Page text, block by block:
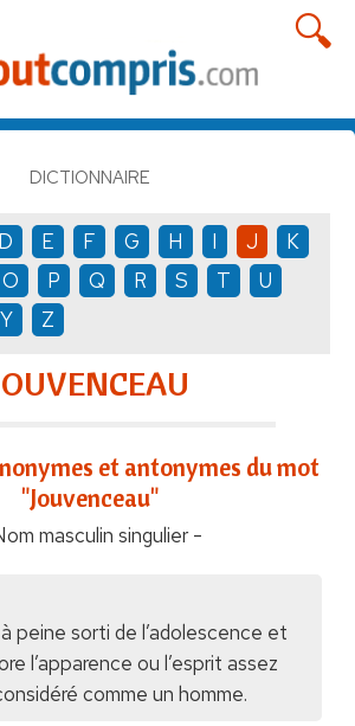
DICTIONNAIRE
D E F G H I J
K
O P Q R S T
U
Y Z
et antonymes du mot
"Jouvenceau"
masculin singulier -
peine sorti de l’adolescence et
l’apparence ou l’esprit assez
comme un homme.